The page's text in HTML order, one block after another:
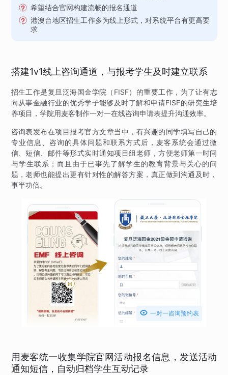
希望结合官网构建流畅的报名通道
港澳台地区招生工作多为线上形式，对系统平台有更高要
求
搭建1v1线上咨询通道，与报考学生及时建立联系
招生工作是复旦泛海国金学院（FISF）的重要工作，为了让有志
向从事金融行业的优秀学子能够及时了解和申请FISF的研究生培
养项目，学院用麦客制作一对一在线咨询申请表提升沟通效率。
咨询表发布在项目报考官方文章当中，有兴趣的同学填写自己的
专业信息、咨询的具体问题和联系方式后，麦客系统会通过微
信、短信、邮件等形式实时通知项目组老师，方便老师第一时间
与学生联系；而且由于已事先了解学生的教育背景与关心的问
题，老师也能提出更有针对性的解答方案，真正做到沟通及时，
事半功倍。
 一对一咨询预约表
用麦客统一收集学院官网活动报名信息，发送活动
通知短信，自动归档学生互动记录